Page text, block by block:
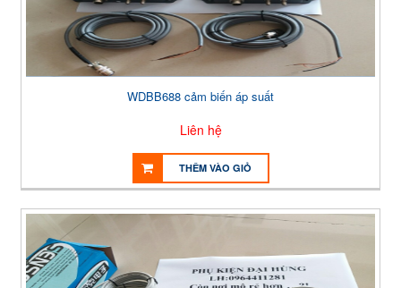
WDBB688 cảm biến áp suất
Liên hệ
THÊM VÀO GIỎ